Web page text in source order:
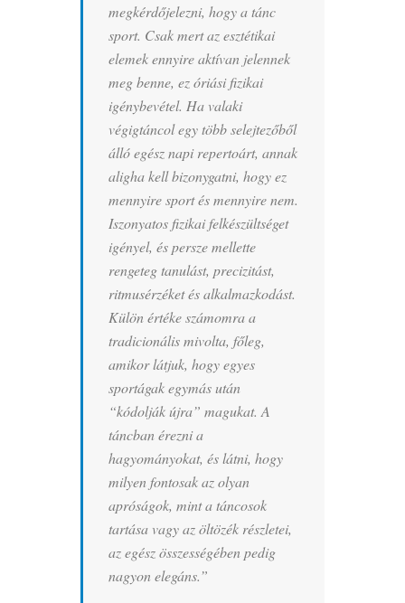
megkérdőjelezni, hogy a tánc
sport. Csak mert az esztétikai
elemek ennyire aktívan jelennek
meg benne, ez óriási fizikai
igénybevétel. Ha valaki
végigtáncol egy több selejtezőből
álló egész napi repertoárt, annak
aligha kell bizonygatni, hogy ez
mennyire sport és mennyire nem.
Iszonyatos fizikai felkészültséget
igényel, és persze mellette
rengeteg tanulást, precizitást,
ritmusérzéket és alkalmazkodást.
Külön értéke számomra a
tradicionális mivolta, főleg,
amikor látjuk, hogy egyes
sportágak egymás után
“kódolják újra” magukat. A
táncban érezni a
hagyományokat, és látni, hogy
milyen fontosak az olyan
apróságok, mint a táncosok
tartása vagy az öltözék részletei,
az egész összességében pedig
nagyon elegáns.”